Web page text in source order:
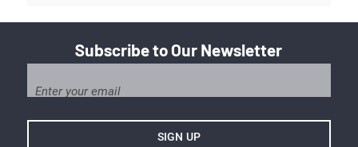
Subscribe to Our Newsletter